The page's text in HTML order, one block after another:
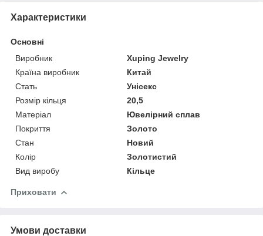
Характеристики
Основні
Виробник
Xuping Jewelry
Країна виробник
Китай
Стать
Унісекс
Розмір кільця
20,5
Матеріал
Ювелірний сплав
Покриття
Золото
Стан
Новий
Колір
Золотистий
Вид виробу
Кільце
Приховати
Умови доставки